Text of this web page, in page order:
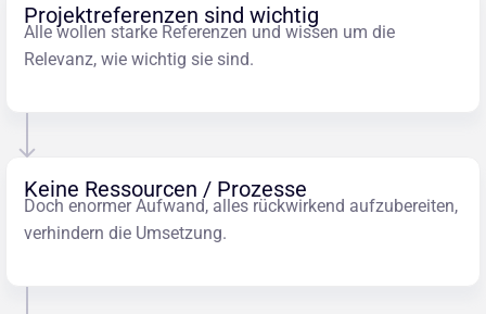
Projektreferenzen sind wichtig
Alle wollen starke Referenzen und wissen um die
Relevanz, wie wichtig sie sind.
Keine Ressourcen / Prozesse
Doch enormer Aufwand, alles rückwirkend aufzubereiten,
verhindern die Umsetzung.